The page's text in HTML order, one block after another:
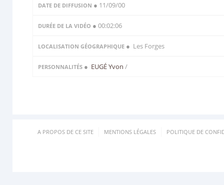
DATE DE DIFFUSION ● 11/09/00
DURÉE DE LA VIDÉO ● 00:02:06
LOCALISATION GÉOGRAPHIQUE ● Les Forges
PERSONNALITÉS ● EUGÉ Yvon /
A PROPOS DE CE SITE MENTIONS LÉGALES POLITIQUE DE